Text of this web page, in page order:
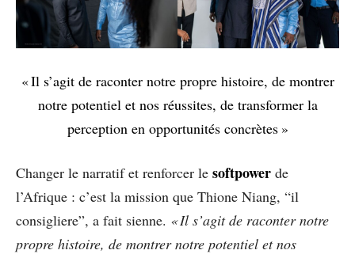
« Il s’agit de raconter notre propre histoire, de montrer
notre potentiel et nos réussites, de transformer la
perception en opportunités concrètes »
Changer le narratif et renforcer le softpower de
l’Afrique : c’est la mission que Thione Niang, “il
consigliere”, a fait sienne. « Il s’agit de raconter notre
propre histoire, de montrer notre potentiel et nos